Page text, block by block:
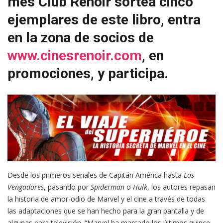
ejemplares de este libro, entra
en la zona de socios de
www.cinesrenoir.com, en
promociones, y participa.
Desde los primeros seriales de Capitán América hasta Los
Vengadores, pasando por Spiderman o Hulk, los autores repasan
la historia de amor-odio de Marvel y el cine a través de todas
las adaptaciones que se han hecho para la gran pantalla y de